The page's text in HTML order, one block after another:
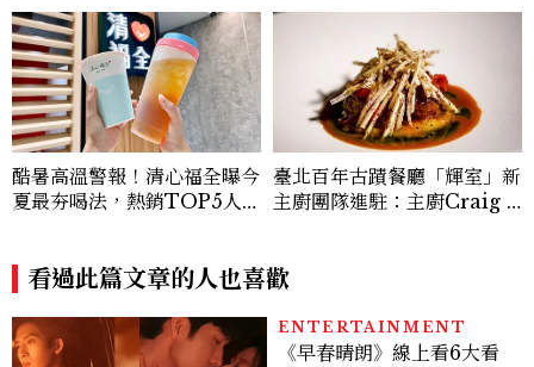
酷暑高溫警報！清心福全曝今
夏最夯喝法，熱銷TOP5人氣
臺北百年古蹟餐廳「輝室」新
主廚團隊進駐：主廚Craig Y
料理風味
看過此篇文章的人也喜歡
ENTERTAINMENT
《早春晴朗》線上看6大看